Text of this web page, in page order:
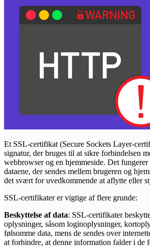
Et SSL-certifikat (Secure Sockets Layer-
signatur, der bruges til at sikre forbindelsen
webbrowser og en hjemmeside. Det
dataene, der sendes mellem brugeren og
det svært for uvedkommende at aflytte eller
SSL-certifikater er vigtige af flere grunde:
Beskyttelse af data: SSL-certifikater
oplysninger, såsom loginoplysninger,
følsomme data, mens de sendes over
at forhindre, at denne information falder i de